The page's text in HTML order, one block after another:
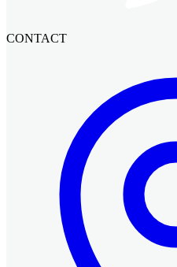
CONTACT